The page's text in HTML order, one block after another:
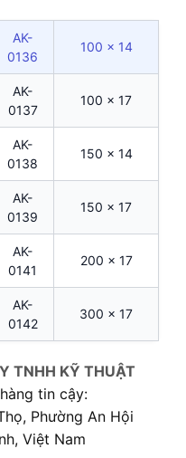
AK-
0136
100 x 14
AK-
0137
100 x 17
AK-
0138
150 x 14
AK-
0139
150 x 17
AK-
0141
200 x 17
AK-
0142
300 x 17
TNHH KỸ THUẬT
tin cậy:
Phường An Hội
Việt Nam